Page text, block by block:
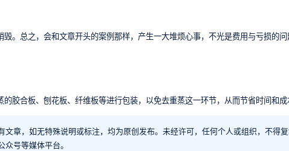
。总之，会和文章开头的案例那样，产生一大堆烦心事，不光是费用与亏损的问
胶合板、刨花板、纤维板等进行包装，以免去重蒸这一环节，从而节省时间和成
章，如无特殊说明或标注，均为原创发布。未经许可，任何个人或组织，不得复
号等媒体平台。